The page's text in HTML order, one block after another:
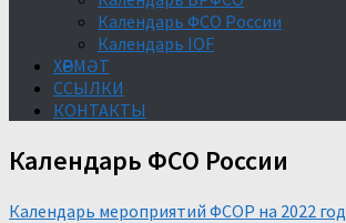
Календарь ФСО России
Календарь IOF
ХӨРМӘТ
ССЫЛКИ
КОНТАКТЫ
Календарь ФСО России
Календарь мероприятий ФСОР на 2022 год